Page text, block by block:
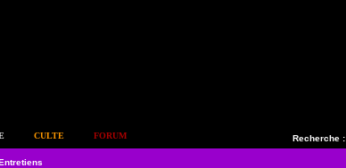
Recherche :
CULTE FORUM